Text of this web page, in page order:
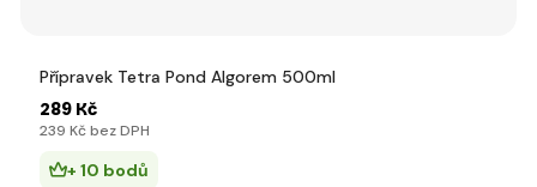
Přípravek Tetra Pond Algorem 500ml
289 Kč
239 Kč bez DPH
+ 10 bodů